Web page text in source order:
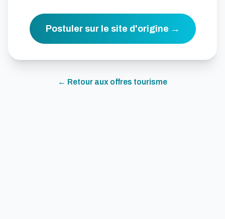
Postuler sur le site d'origine →
← Retour aux offres tourisme